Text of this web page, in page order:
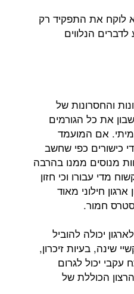
לוקח את התפקיד רק
הנלווים
והחסרונות של
את כל הגורמים
אם המועמד
כישורים כפי שחשב
מנוסים ממנו בהרבה
מדי עבורו וכי חזון
ארגון חילוני מאוד
סטרס חמור.
יכולה להוביל
שינה, בעיות זיכרון,
עקבי יכול לגרום
הכוללת של